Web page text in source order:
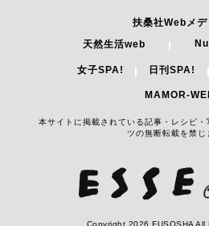
扶桑社Webメデ
天然生活web
女子SPA! 日刊SPA!
MAMOR-
本サイトに掲載されている記事・レシピ
ツの無断転載を禁じ
Copyright 2026 FUSOSHA All